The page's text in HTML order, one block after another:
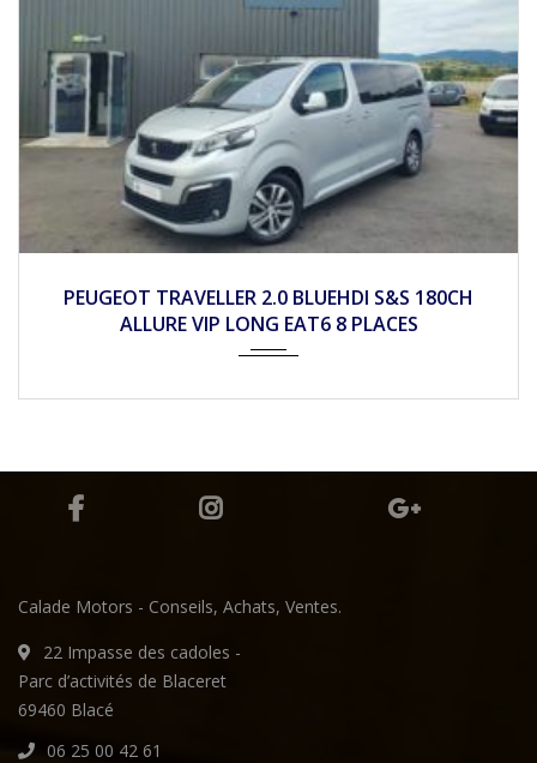
PEUGEOT PARTNER 1.6 BLEUHDI 100CH ACTIVE
BVM5
Calade Motors - Conseils, Achats, Ventes.
22 Impasse des cadoles -
Parc d’activités de Blaceret
69460 Blacé
06 25 00 42 61